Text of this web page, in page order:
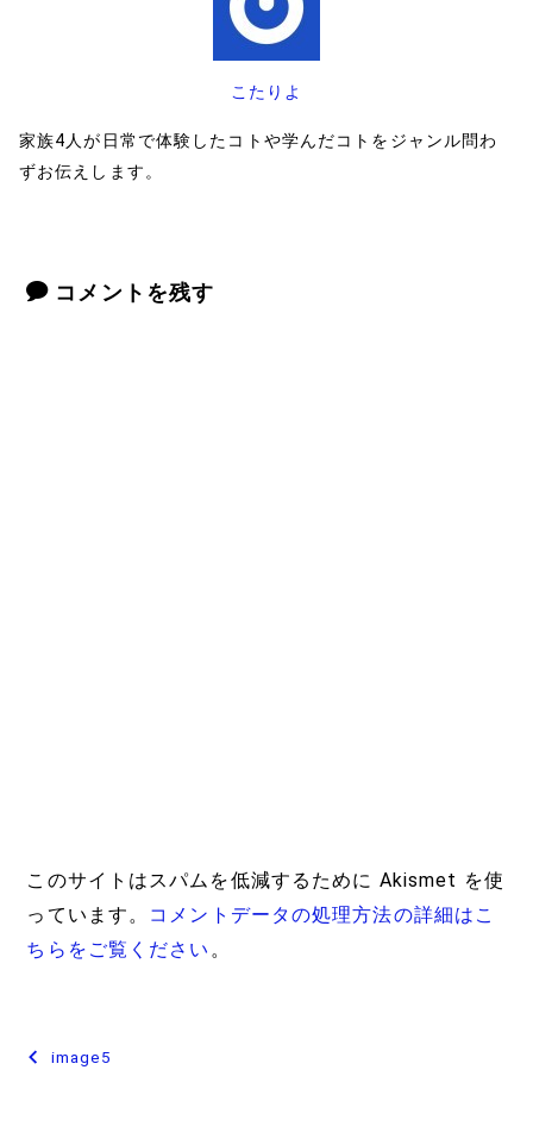
こたりよ
家族4人が日常で体験したコトや学んだコトをジャンル問わ
ずお伝えします。
コメントを残す
このサイトはスパムを低減するために Akismet を使
っています。 コメントデータの処理方法の詳細はこ
ちらをご覧ください 。
投
image5